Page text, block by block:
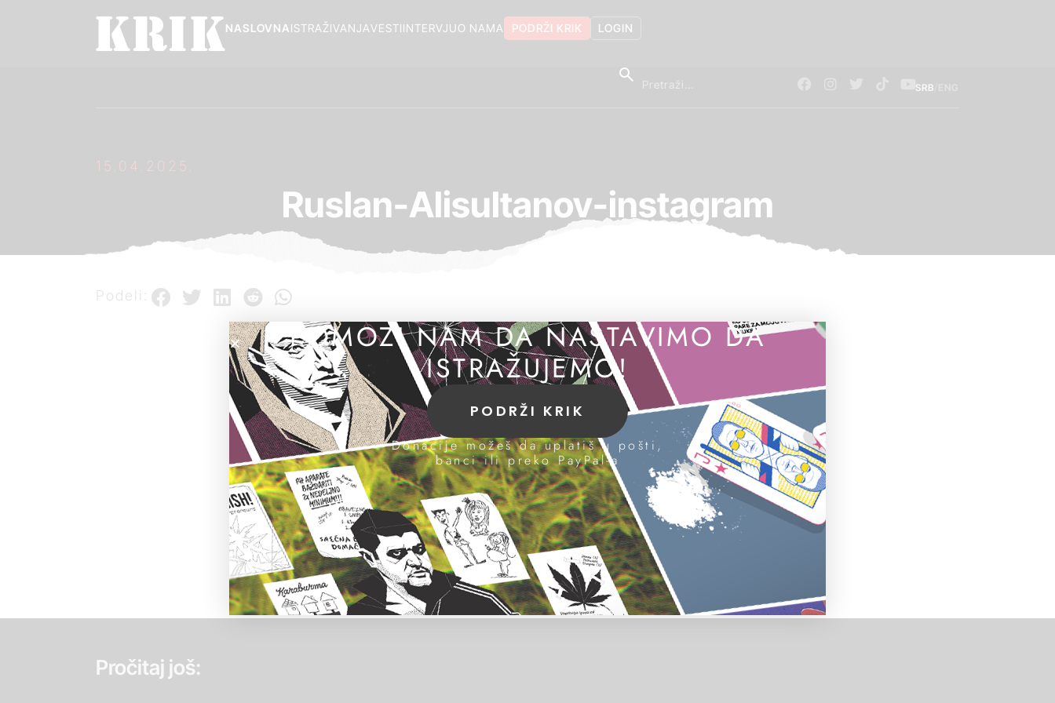
LOGIN
PODRŽI KRIK
O NAMA
INTERVJU
VESTI
ISTRAŽIVANJA
NASLOVNA
SRB
15.04.2025.
Ruslan-Alisultanov-instagram
Podeli:
Pročitaj još:
POMOZI NAM DA NASTAVIMO DA
ISTRAŽUJEMO!
PODRŽI KRIK
Donacije možeš da uplatiš u pošti,
banci ili preko PayPal-a